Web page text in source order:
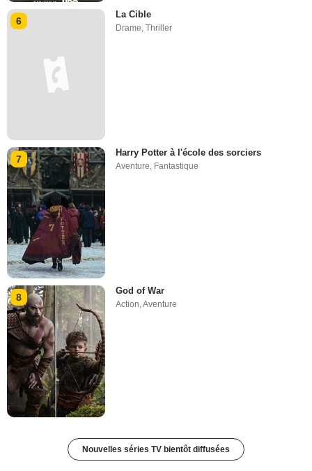
6
La Cible
Drame,Thriller
7
Harry Potter à l'école des sorciers
Aventure, Fantastique
8
God of War
Action,Aventure
Nouvelles séries TV bientôt diffusées